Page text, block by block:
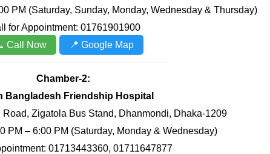
PM (Saturday, Sunday, Monday, Wednesday & Thursday)
for Appointment: 01761901900
Call Now
📍 Google Map
Chamber-2:
Bangladesh Friendship Hospital
Zigatola Bus Stand, Dhanmondi, Dhaka-1209
PM – 6:00 PM (Saturday, Monday & Wednesday)
01713443360, 01711647877